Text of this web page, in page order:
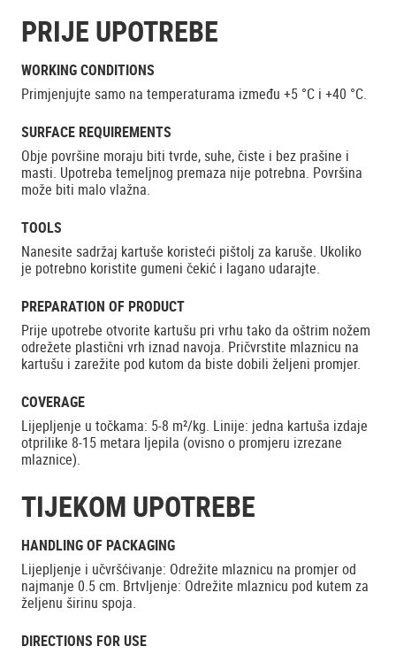
PRIJE UPOTREBE
WORKING CONDITIONS
Primjenjujte samo na temperaturama između +5 °C i +40 °C.
SURFACE REQUIREMENTS
Obje površine moraju biti tvrde, suhe, čiste i bez prašine i
masti. Upotreba temeljnog premaza nije potrebna. Površina
može biti malo vlažna.
TOOLS
Nanesite sadržaj kartuše koristeći pištolj za karuše. Ukoliko
je potrebno koristite gumeni čekić i lagano udarajte.
PREPARATION OF PRODUCT
Prije upotrebe otvorite kartušu pri vrhu tako da oštrim nožem
odrežete plastični vrh iznad navoja. Pričvrstite mlaznicu na
kartušu i zarežite pod kutom da biste dobili željeni promjer.
COVERAGE
Lijepljenje u točkama: 5-8 m²/kg. Linije: jedna kartuša izdaje
otprilike 8-15 metara ljepila (ovisno o promjeru izrezane
mlaznice).
TIJEKOM UPOTREBE
HANDLING OF PACKAGING
Lijepljenje i učvršćivanje: Odrežite mlaznicu na promjer od
najmanje 0.5 cm. Brtvljenje: Odrežite mlaznicu pod kutem za
željenu širinu spoja.
DIRECTIONS FOR USE